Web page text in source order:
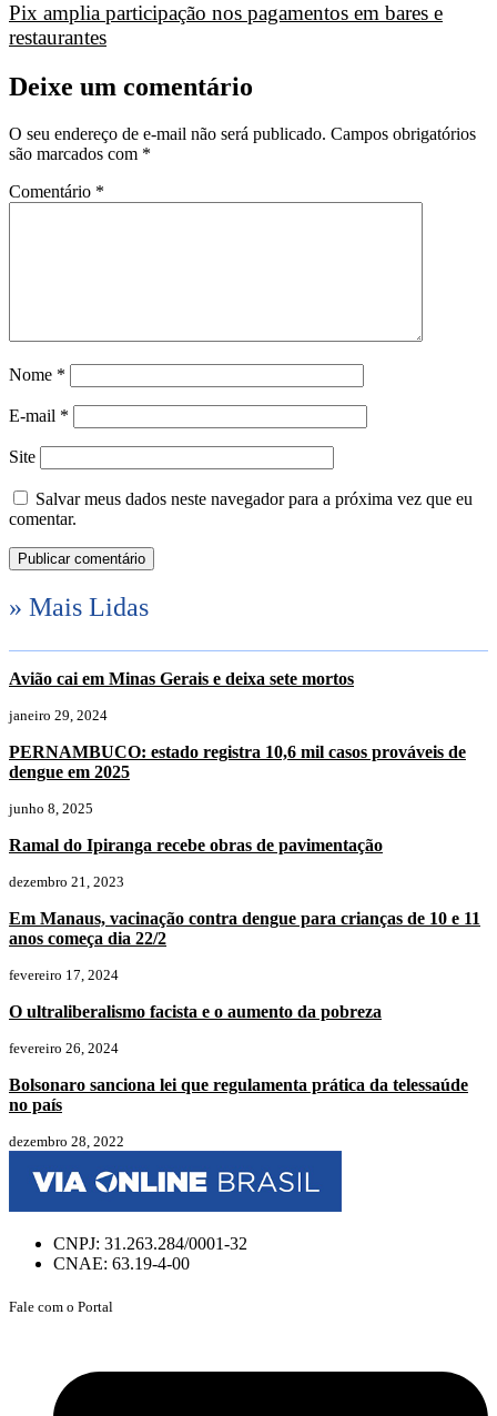
Pix amplia participação nos pagamentos em bares e
restaurantes
Deixe um comentário
O seu endereço de e-mail não será publicado. Campos obrigatórios
são marcados com *
Comentário *
Nome *
E-mail *
Site
Salvar meus dados neste navegador para a próxima vez que eu
comentar.
» Mais Lidas
Avião cai em Minas Gerais e deixa sete mortos
janeiro 29, 2024
PERNAMBUCO: estado registra 10,6 mil casos prováveis de
dengue em 2025
junho 8, 2025
Ramal do Ipiranga recebe obras de pavimentação
dezembro 21, 2023
Em Manaus, vacinação contra dengue para crianças de 10 e 11
anos começa dia 22/2
fevereiro 17, 2024
O ultraliberalismo facista e o aumento da pobreza
fevereiro 26, 2024
Bolsonaro sanciona lei que regulamenta prática da telessaúde
no país
dezembro 28, 2022
CNPJ: 31.263.284/0001-32
CNAE: 63.19-4-00
Fale com o Portal